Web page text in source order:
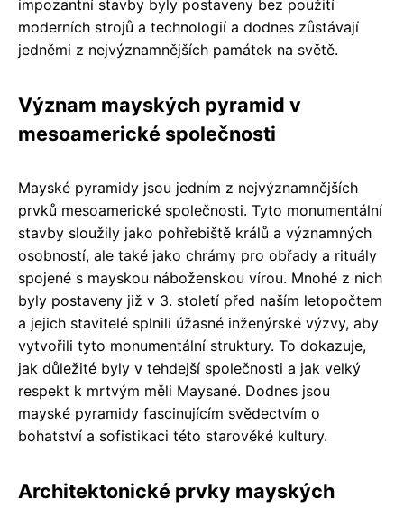
impozantní stavby byly postaveny bez použití
moderních strojů a technologií a dodnes zůstávají
jedněmi z nejvýznamnějších památek na světě.
Význam mayských pyramid v
mesoamerické společnosti
Mayské pyramidy jsou jedním z nejvýznamnějších
prvků mesoamerické společnosti. Tyto monumentální
stavby sloužily jako pohřebiště králů a významných
osobností, ale také jako chrámy pro obřady a rituály
spojené s mayskou náboženskou vírou. Mnohé z nich
byly postaveny již v 3. století před naším letopočtem
a jejich stavitelé splnili úžasné inženýrské výzvy, aby
vytvořili tyto monumentální struktury. To dokazuje,
jak důležité byly v tehdejší společnosti a jak velký
respekt k mrtvým měli Maysané. Dodnes jsou
mayské pyramidy fascinujícím svědectvím o
bohatství a sofistikaci této starověké kultury.
Architektonické prvky mayských